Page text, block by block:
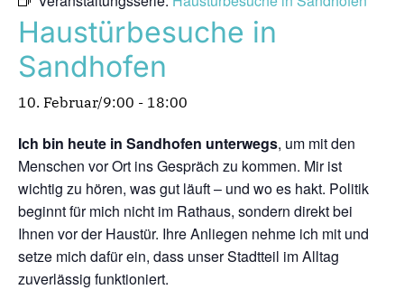
Haustürbesuche in
Sandhofen
10. Februar/9:00 - 18:00
Ich bin heute in Sandhofen unterwegs, um mit den
Menschen vor Ort ins Gespräch zu kommen. Mir ist
wichtig zu hören, was gut läuft – und wo es hakt. Politik
beginnt für mich nicht im Rathaus, sondern direkt bei
Ihnen vor der Haustür. Ihre Anliegen nehme ich mit und
setze mich dafür ein, dass unser Stadtteil im Alltag
zuverlässig funktioniert.